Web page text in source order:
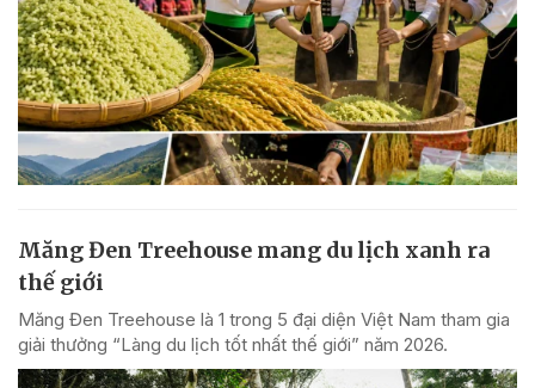
Măng Đen Treehouse mang du lịch xanh ra
thế giới
Măng Đen Treehouse là 1 trong 5 đại diện Việt Nam tham gia
giải thưởng “Làng du lịch tốt nhất thế giới” năm 2026.